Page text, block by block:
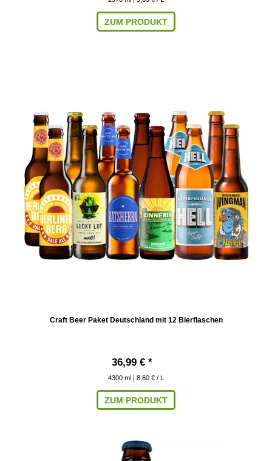
ZUM PRODUKT
Craft Beer Paket Deutschland mit 12 Bierflaschen
36,99 € *
4300 ml | 8,60 € / L
ZUM PRODUKT